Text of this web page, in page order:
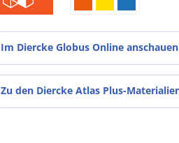
Im Diercke Globus Online anschauen
Zu den Diercke Atlas Plus-